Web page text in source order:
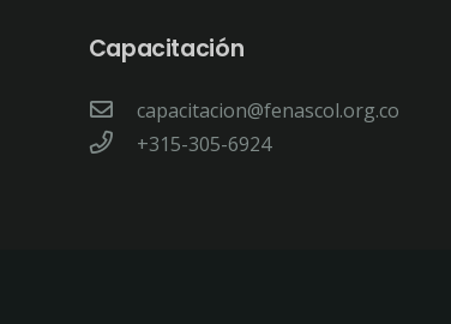
Capacitación
capacitacion@fenascol.org.co
+315-305-6924